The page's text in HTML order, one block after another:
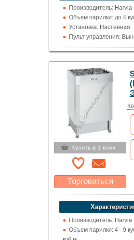
Указать цену
Производитель:
Объем парилки: до 4
Установка: Настенная
Пульт управления:
100 град.)
Торговаться
Какая цена Вас
устроит?
Указать цену
Производитель:
Объем парилки: 4 - 9